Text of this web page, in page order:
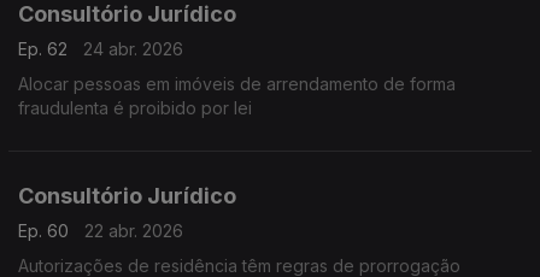
Consultório Jurídico
Ep. 62
24 abr. 2026
Alocar pessoas em imóveis de arrendamento de forma
fraudulenta é proibido por lei
Consultório Jurídico
Ep. 60
22 abr. 2026
Autorizações de residência têm regras de prorrogação